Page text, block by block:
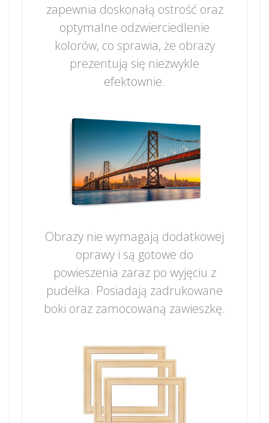
zapewnia doskonałą ostrość oraz
optymalne odzwierciedlenie
kolorów, co sprawia, że obrazy
prezentują się niezwykle
efektownie.
Obrazy nie wymagają dodatkowej
oprawy i są gotowe do
powieszenia zaraz po wyjęciu z
pudełka. Posiadają zadrukowane
boki oraz zamocowaną zawieszkę.